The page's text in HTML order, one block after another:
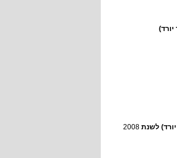
לשנת 2008